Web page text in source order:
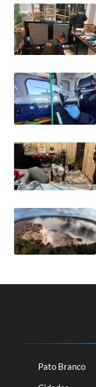
Pato Branco